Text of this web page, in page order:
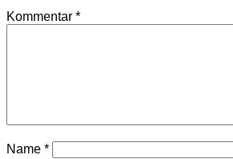
Kommentar *
Name *